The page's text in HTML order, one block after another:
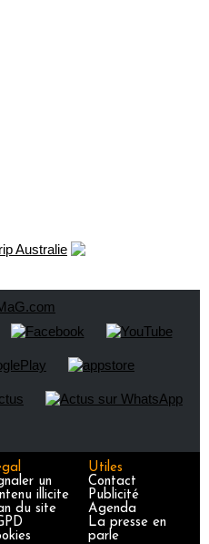
un
illicite
du site
Utiles
Contact
Publicité
Agenda
La presse en
parle